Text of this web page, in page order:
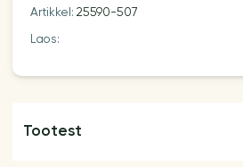
Artikkel:25590-507
Laos:
Tootest